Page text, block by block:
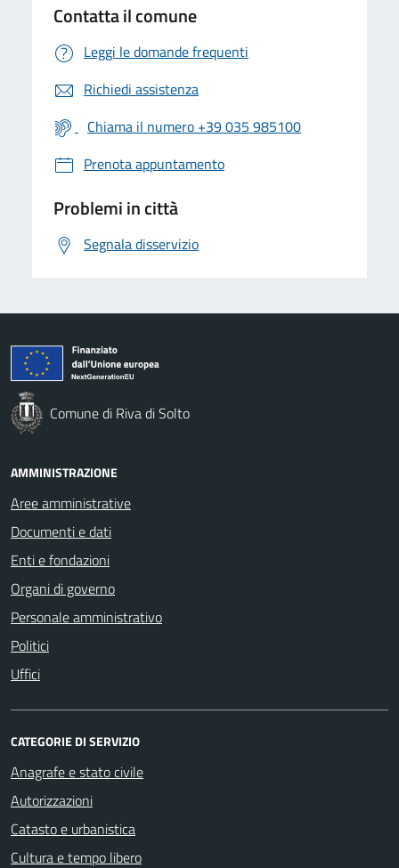
Contatta il comune
Leggi le domande frequenti
Richiedi assistenza
Chiama il numero +39 035 985100
Prenota appuntamento
Problemi in città
Segnala disservizio
Comune di Riva di Solto
AMMINISTRAZIONE
Aree amministrative
Documenti e dati
Enti e fondazioni
Organi di governo
Personale amministrativo
Politici
Uffici
CATEGORIE DI SERVIZIO
Anagrafe e stato civile
Autorizzazioni
Catasto e urbanistica
Cultura e tempo libero